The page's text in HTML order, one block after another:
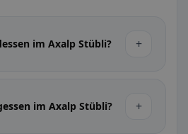
im Axalp Stübli? +
im Axalp Stübli? +